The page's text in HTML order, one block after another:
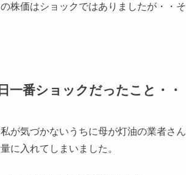
株価はショックではありましたが・・
一番ショックだったこと・・
が気づかないうちに母が灯油の業者さ
に入れてしまいました。